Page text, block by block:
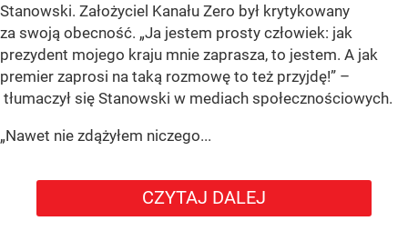
Stanowski. Założyciel Kanału Zero był krytykowany
za swoją obecność. „Ja jestem prosty człowiek: jak
prezydent mojego kraju mnie zaprasza, to jestem. A jak
premier zaprosi na taką rozmowę to też przyjdę!” –
tłumaczył się Stanowski w mediach społecznościowych.
„Nawet nie zdążyłem niczego...
CZYTAJ DALEJ